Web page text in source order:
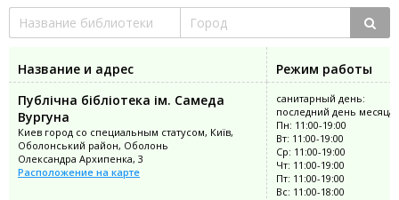
Название и адрес
Режим работы
Публічна бібліотека ім. Самеда
Вургуна
Киев город со специальным статусом, Київ,
Оболонський район, Оболонь
Олександра Архипенка, 3
Расположение на карте
санитарный день:
последний день месяца
Пн: 11:00-19:00
Вт: 11:00-19:00
Ср: 11:00-19:00
Чт: 11:00-19:00
Пт: 11:00-19:00
Вс: 11:00-18:00